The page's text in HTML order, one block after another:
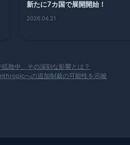
新たに7カ国で展開開始！
2026.04.21
散中、その深刻な影響とは？
への追加制裁の可能性を示唆